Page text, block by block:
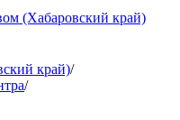
(Хабаровский край)
край)/
/